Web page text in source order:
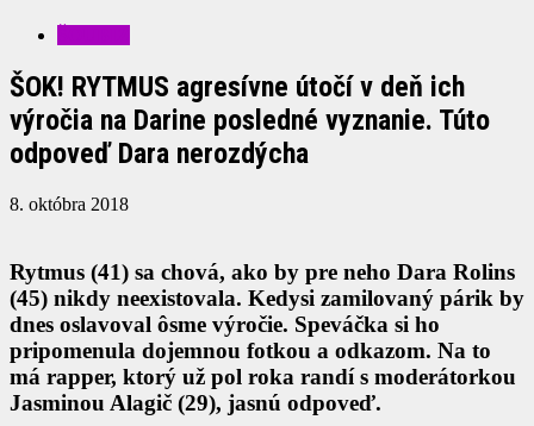
ŠOK! RYTMUS agresívne útočí v deň ich
výročia na Darine posledné vyznanie. Túto
odpoveď Dara nerozdýcha
8. októbra 2018
Rytmus (41) sa chová, ako by pre neho Dara Rolins
(45) nikdy neexistovala. Kedysi zamilovaný párik by
dnes oslavoval ôsme výročie. Speváčka si ho
pripomenula dojemnou fotkou a odkazom. Na to
má rapper, ktorý už pol roka randí s moderátorkou
Jasminou Alagič (29), jasnú odpoveď.